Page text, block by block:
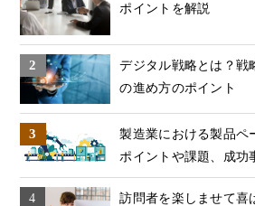
ポイントを解説
デジタル戦略とは？戦
の進め方のポイント
製造業における製品ペ
ポイントや課題、成功
訪問者を楽しませて喜